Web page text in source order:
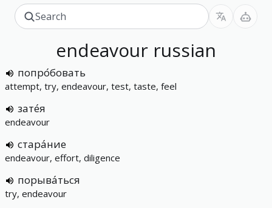
endeavour russian
попро́бовать
attempt, try, endeavour, test, taste, feel
зате́я
endeavour
стара́ние
endeavour, effort, diligence
порыва́ться
try, endeavour